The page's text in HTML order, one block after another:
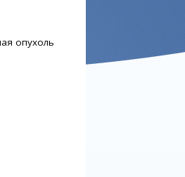
опухоль